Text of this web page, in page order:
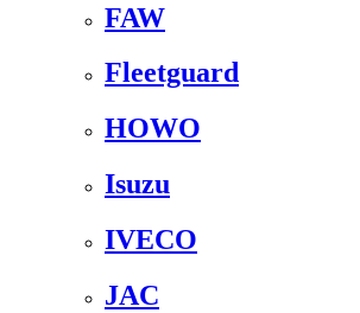
FAW
Fleetguard
HOWO
Isuzu
IVECO
JAC